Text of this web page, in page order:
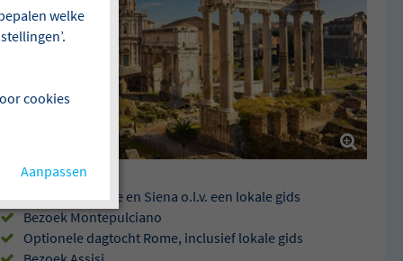
Bezoek Florence en Siena o.l.v. een lokale gids
Bezoek Montepulciano
Optionele dagtocht Rome, inclusief lokale gids
welke
cookies
Aanpassen